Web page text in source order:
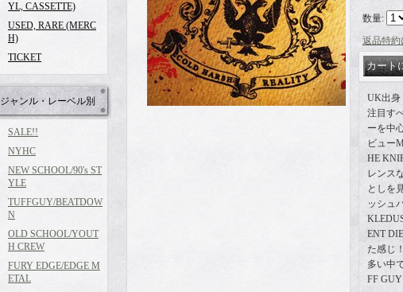
YL, CASSETTE)
USED, RARE (MERC
H)
TICKET
ジャンル・レーベル別
SALE!!
NYHC
NEW SCHOOL/90's ST
YLE
TUFFGUY/BEATDOW
N
OLD SCHOOL/YOUT
H CREW
FURY EDGE/EDGE M
ETAL
数量:
返品特約
UK出身
注目す
ーを中
ビュー
HE
レンス
としを
ッシュ
ENT
た感じ
多い中
FF